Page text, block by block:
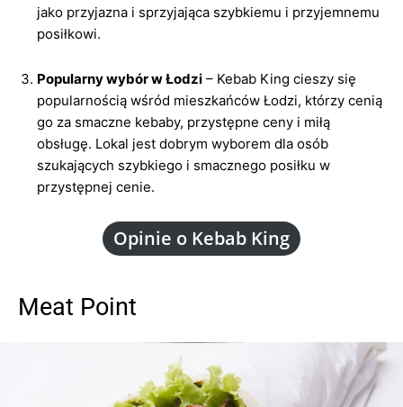
jako przyjazna i sprzyjająca szybkiemu i przyjemnemu
posiłkowi.
Popularny wybór w Łodzi – Kebab King cieszy się
popularnością wśród mieszkańców Łodzi, którzy cenią
go za smaczne kebaby, przystępne ceny i miłą
obsługę. Lokal jest dobrym wyborem dla osób
szukających szybkiego i smacznego posiłku w
przystępnej cenie.
Opinie o Kebab King
Meat Point